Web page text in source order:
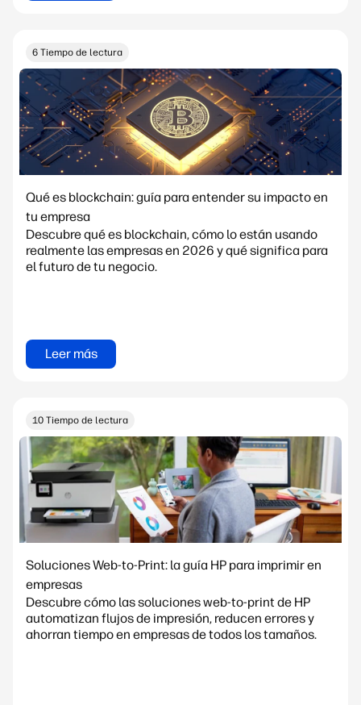
6 Tiempo de lectura
Qué es blockchain: guía para entender su impacto en
tu empresa
Descubre qué es blockchain, cómo lo están usando
realmente las empresas en 2026 y qué significa para
el futuro de tu negocio.
Leer más
10 Tiempo de lectura
Soluciones Web-to-Print: la guía HP para imprimir en
empresas
Descubre cómo las soluciones web-to-print de HP
automatizan flujos de impresión, reducen errores y
ahorran tiempo en empresas de todos los tamaños.